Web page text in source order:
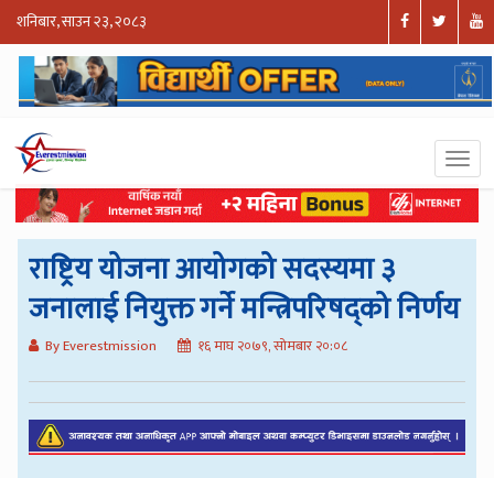
शनिबार, साउन २३, २०८३
राष्ट्रिय योजना आयोगको सदस्यमा ३
जनालाई नियुक्त गर्ने मन्त्रिपरिषद्को निर्णय
By Everestmission १६ माघ २०७९, सोमबार २०:०८